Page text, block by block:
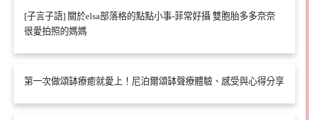
[子言子語] 關於elsa部落格的點點小事-菲常好攝 雙胞胎多多奈奈
很愛拍照的媽媽
第一次做頌缽療癒就愛上！尼泊爾頌缽聲療體驗、感受與心得分享